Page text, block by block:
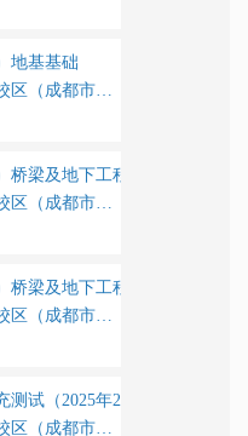
地基基础
桥梁及地下工程二班
桥梁及地下工程一班
试（2025年2月27日）